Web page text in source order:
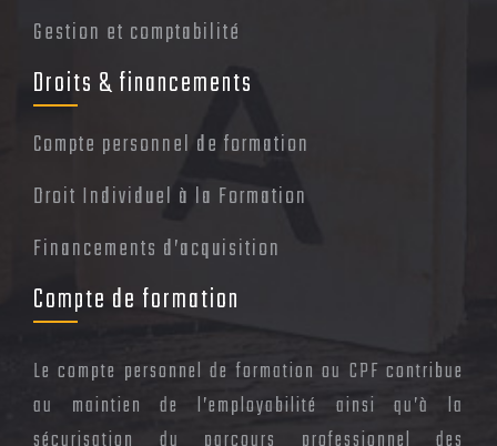
Gestion et comptabilité
Droits & financements
Compte personnel de formation
Droit Individuel à la Formation
Financements d’acquisition
Compte de formation
Le compte personnel de formation ou CPF contribue
au maintien de l’employabilité ainsi qu’à la